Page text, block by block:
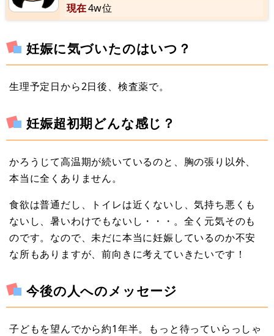
現在4w位
妊娠に気づいたのはいつ？
生理予定日から2日後、検査薬で。
妊娠超初期どんな感じ？
かろうじて高温期が続いているのと、胸の張り以外、
本当に全くありません。
食欲は普通だし、トイレは近くないし、気持ち悪くも
ないし、暑いわけでもないし・・・。全く元気そのも
のです。なので、未だに本当に妊娠しているのか不安
な所もありますが、前向きに考えていきたいです！
今後の人へのメッセージ
子どもを望んでから約1年半。もっと待っていらっしゃ